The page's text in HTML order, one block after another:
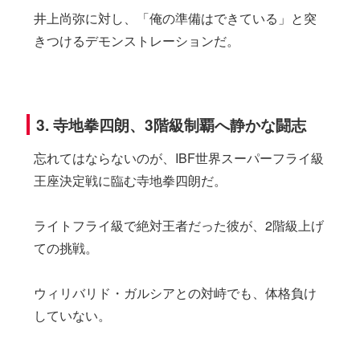
井上尚弥に対し、「俺の準備はできている」と突
きつけるデモンストレーションだ。
3. 寺地拳四朗、3階級制覇へ静かな闘志
忘れてはならないのが、IBF世界スーパーフライ級
王座決定戦に臨む寺地拳四朗だ。
ライトフライ級で絶対王者だった彼が、2階級上げ
ての挑戦。
ウィリバリド・ガルシアとの対峙でも、体格負け
していない。